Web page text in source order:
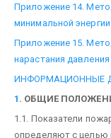
Приложение 14.
минимальной
Приложение 15.
нарастания
ИНФОРМАЦИОННЫЕ
1 . ОБЩИЕ
1.1. Показатели
определяют с целью